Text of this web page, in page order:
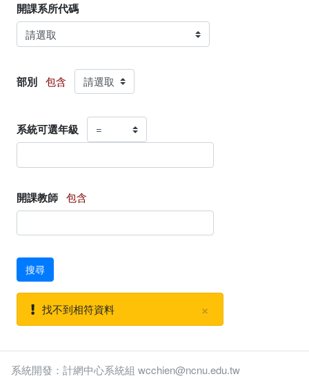
開課系所代碼
部別 包含
系統可選年級
開課教師 包含
搜尋
×
找不到相符資料
系統開發：計網中心系統組 wcchien@ncnu.edu.tw